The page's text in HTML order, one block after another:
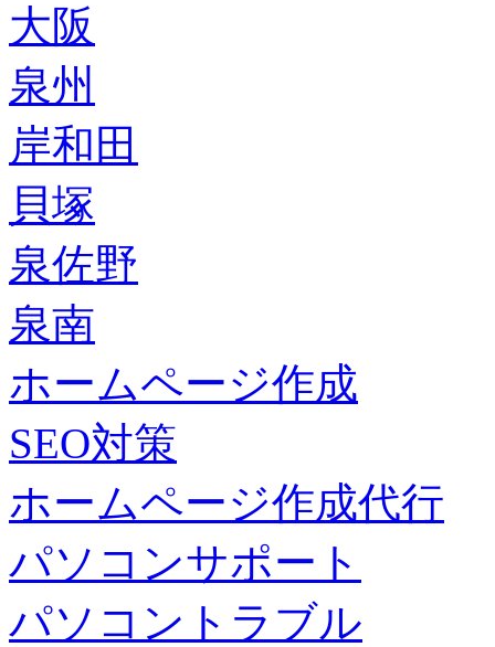
大阪
泉州
岸和田
貝塚
泉佐野
泉南
ホームページ作成
SEO対策
ホームページ作成代行
パソコンサポート
パソコントラブル